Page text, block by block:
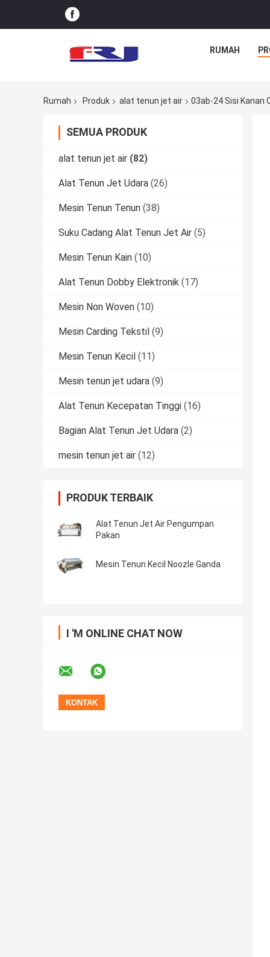
RUMAH
Rumah Produk alat tenun jet air 03ab-24 Sisi Kanan
SEMUA PRODUK
alat tenun jet air (82)
Alat Tenun Jet Udara (26)
Mesin Tenun Tenun (38)
Suku Cadang Alat Tenun Jet Air (5)
Mesin Tenun Kain (10)
Alat Tenun Dobby Elektronik (17)
Mesin Non Woven (10)
Mesin Carding Tekstil (9)
Mesin Tenun Kecil (11)
Mesin tenun jet udara (9)
Alat Tenun Kecepatan Tinggi (16)
Bagian Alat Tenun Jet Udara (2)
mesin tenun jet air (12)
PRODUK TERBAIK
Alat Tenun Jet Air Pengumpan
Pakan
Mesin Tenun Kecil Noozle Ganda
I 'M ONLINE CHAT NOW